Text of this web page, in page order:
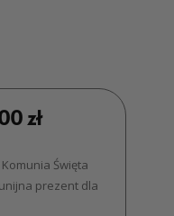
zł
Święta
prezent dla